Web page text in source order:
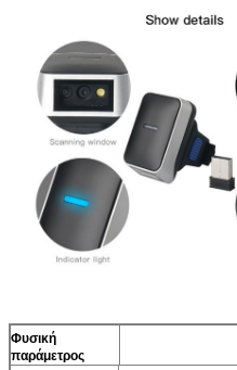
Φυσική
παράμετρος